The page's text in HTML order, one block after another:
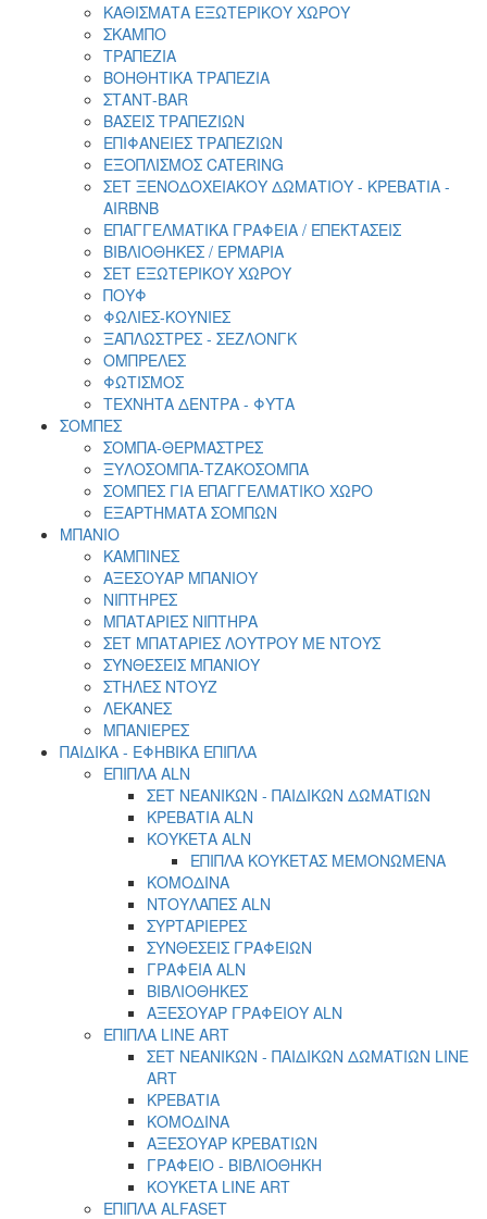
ΚΑΘΙΣΜΑΤΑ ΕΞΩΤΕΡΙΚΟΥ ΧΩΡΟΥ
ΣΚΑΜΠΟ
ΤΡΑΠΕΖΙΑ
ΒΟΗΘΗΤΙΚΑ ΤΡΑΠΕΖΙΑ
ΣΤΑΝΤ-ΒΑR
ΒΑΣΕΙΣ ΤΡΑΠΕΖΙΩΝ
ΕΠΙΦΑΝΕΙΕΣ ΤΡΑΠΕΖΙΩΝ
ΕΞΟΠΛΙΣΜΟΣ CATERING
ΣΕΤ ΞΕΝΟΔΟΧΕΙΑΚΟΥ ΔΩΜΑΤΙΟΥ - ΚΡΕΒΑΤΙΑ -
AIRBNB
ΕΠΑΓΓΕΛΜΑΤΙΚΑ ΓΡΑΦΕΙΑ / ΕΠΕΚΤΑΣΕΙΣ
ΒΙΒΛΙΟΘΗΚΕΣ / ΕΡΜΑΡΙΑ
ΣΕΤ ΕΞΩΤΕΡΙΚΟΥ ΧΩΡΟΥ
ΠΟΥΦ
ΦΩΛΙΕΣ-ΚΟΥΝΙΕΣ
ΞΑΠΛΩΣΤΡΕΣ - ΣΕΖΛΟΝΓΚ
ΟΜΠΡΕΛΕΣ
ΦΩΤΙΣΜΟΣ
ΤΕΧΝΗΤΑ ΔΕΝΤΡΑ - ΦΥΤΑ
ΣΟΜΠΕΣ
ΣΟΜΠΑ-ΘΕΡΜΑΣΤΡΕΣ
ΞΥΛΟΣΟΜΠΑ-ΤΖΑΚΟΣΟΜΠΑ
ΣΟΜΠΕΣ ΓΙΑ ΕΠΑΓΓΕΛΜΑΤΙΚΟ ΧΩΡΟ
ΕΞΑΡΤΗΜΑΤΑ ΣΟΜΠΩΝ
ΜΠΑΝΙΟ
ΚΑΜΠΙΝΕΣ
ΑΞΕΣΟΥΑΡ ΜΠΑΝΙΟΥ
ΝΙΠΤΗΡΕΣ
ΜΠΑΤΑΡΙΕΣ ΝΙΠΤΗΡΑ
ΣΕΤ ΜΠΑΤΑΡΙΕΣ ΛΟΥΤΡΟΥ ΜΕ ΝΤΟΥΣ
ΣΥΝΘΕΣΕΙΣ ΜΠΑΝΙΟΥ
ΣΤΗΛΕΣ ΝΤΟΥΖ
ΛΕΚΑΝΕΣ
ΜΠΑΝΙΕΡΕΣ
ΠΑΙΔΙΚΑ - ΕΦΗΒΙΚΑ ΕΠΙΠΛΑ
EΠΙΠΛΑ ALN
ΣΕΤ ΝΕΑΝΙΚΩΝ - ΠΑΙΔΙΚΩΝ ΔΩΜΑΤΙΩΝ
ΚΡΕΒΑΤΙΑ ΑLN
ΚΟΥΚΕΤΑ ALN
ΕΠΙΠΛΑ ΚΟΥΚΕΤΑΣ ΜΕΜΟΝΩΜΕΝΑ
ΚΟΜΟΔΙΝΑ
ΝΤΟΥΛΑΠΕΣ ALN
ΣΥΡΤΑΡΙΕΡΕΣ
ΣΥΝΘΕΣΕΙΣ ΓΡΑΦΕΙΩΝ
ΓΡΑΦΕΙΑ ALN
ΒΙΒΛΙΟΘΗΚΕΣ
ΑΞΕΣΟΥΑΡ ΓΡΑΦΕΙΟΥ ALN
ΕΠΙΠΛΑ LINE ART
ΣΕΤ ΝΕΑΝΙΚΩΝ - ΠΑΙΔΙΚΩΝ ΔΩΜΑΤΙΩΝ LINE
ART
ΚΡΕΒΑΤΙΑ
ΚΟΜΟΔΙΝΑ
ΑΞΕΣΟΥΑΡ ΚΡΕΒΑΤΙΩΝ
ΓΡΑΦΕΙΟ - ΒΙΒΛΙΟΘΗΚΗ
ΚΟΥΚΕΤΑ LINE ART
ΕΠΙΠΛΑ ALFASET